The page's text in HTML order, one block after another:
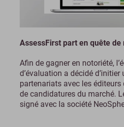
AssessFirst part en quête
Afin de gagner en notoriété,
d’évaluation a décidé d’initier
partenariats avec les
de candidatures du marché.
signé avec la société